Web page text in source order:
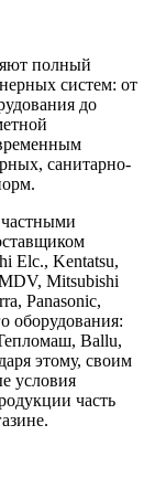
полный
систем: от
до
санитарно-
Elc., Kentatsu,
Mitsubishi
Panasonic,
оборудования:
Ballu,
этому, своим
условия
часть